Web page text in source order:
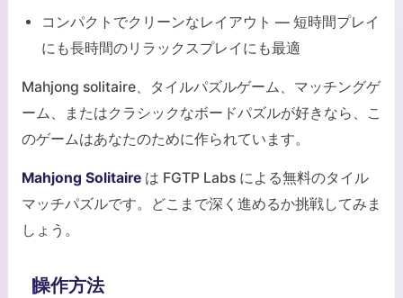
コンパクトでクリーンなレイアウト — 短時間プレイ
にも長時間のリラックスプレイにも最適
Mahjong solitaire、タイルパズルゲーム、マッチングゲ
ーム、またはクラシックなボードパズルが好きなら、こ
のゲームはあなたのために作られています。
Mahjong Solitaire は FGTP Labs による無料のタイル
マッチパズルです。どこまで深く進めるか挑戦してみま
しょう。
操作方法